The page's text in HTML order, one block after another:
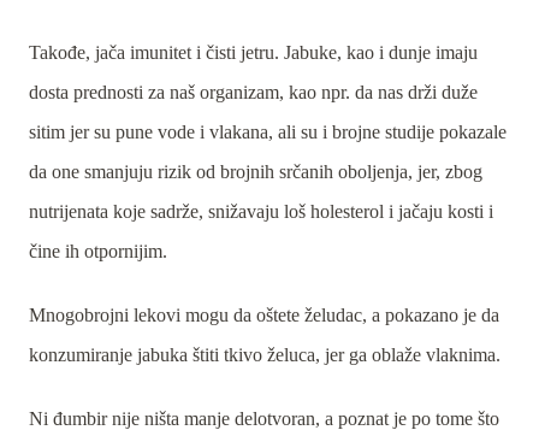
Takođe, jača imunitet i čisti jetru. Jabuke, kao i dunje imaju
dosta prednosti za naš organizam, kao npr. da nas drži duže
sitim jer su pune vode i vlakana, ali su i brojne studije pokazale
da one smanjuju rizik od brojnih srčanih oboljenja, jer, zbog
nutrijenata koje sadrže, snižavaju loš holesterol i jačaju kosti i
čine ih otpornijim.
Mnogobrojni lekovi mogu da oštete želudac, a pokazano je da
konzumiranje jabuka štiti tkivo želuca, jer ga oblaže vlaknima.
Ni đumbir nije ništa manje delotvoran, a poznat je po tome što